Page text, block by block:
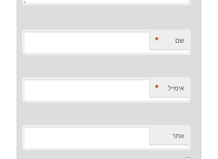
שם *
אימייל *
אתר